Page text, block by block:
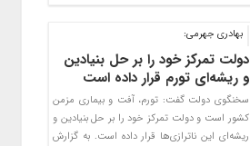
بهادری جهرمی:
دولت تمرکز خود را بر حل بنیادین
و ریشه‌ای تورم قرار داده است
سخنگوی دولت گفت: تورم، آفت و بیماری مزمن
کشور است و دولت تمرکز خود را بر حل بنیادین و
ریشه‌ای این ناترازی‌ها قرار داده است. به گزارش